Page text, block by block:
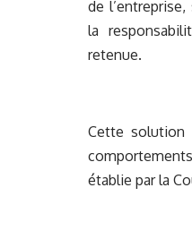
de
la
retenue.
Cette solution
établie par la